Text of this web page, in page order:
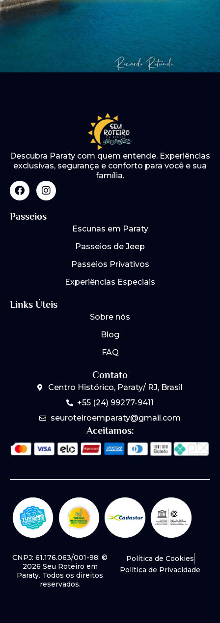
Descubra Paraty com quem entende. Experiências
exclusivas, segurança e conforto para você e sua
família.
F
a
e
I
n
t
Passeios
Escunas em Paraty
Passeios de Jeep
Passeios Privativos
Experiências Especiais
Links Úteis
Sobre nós
Blog
FAQ
Contato
Centro Histórico, Paraty/ RJ, Brasil
+55 (24) 99277-9411
seuroteiroemparaty@gmail.com
Aceitamos:
CNPJ: 61.176.063/001-98. ©
2026 Seu Roteiro em
Paraty. Todos os direitos
reservados.
Política de Cookies
Política de Privacidade